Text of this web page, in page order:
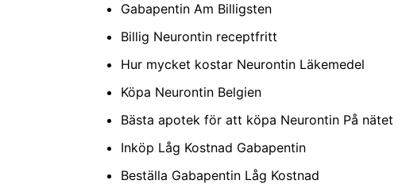
Gabapentin Am Billigsten
Billig Neurontin receptfritt
Hur mycket kostar Neurontin Läkemedel
Köpa Neurontin Belgien
Bästa apotek för att köpa Neurontin På nätet
Inköp Låg Kostnad Gabapentin
Beställa Gabapentin Låg Kostnad